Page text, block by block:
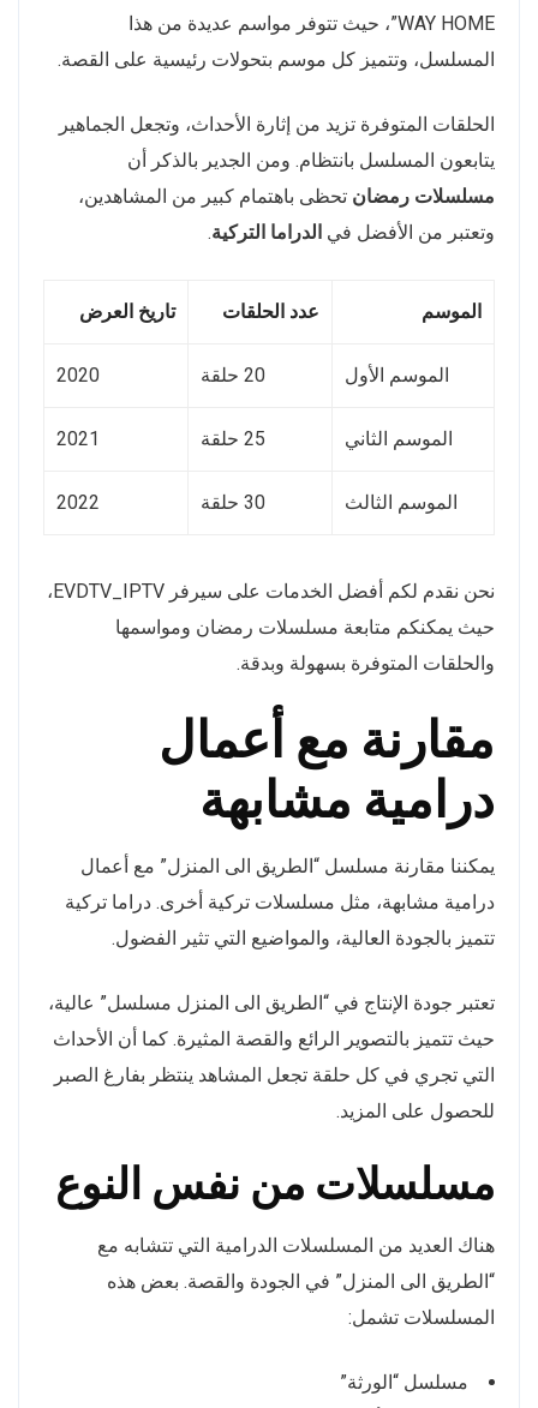
WAY HOME”، حيث تتوفر مواسم عديدة من هذا
المسلسل، وتتميز كل موسم بتحولات رئيسية على القصة.
الحلقات المتوفرة تزيد من إثارة الأحداث، وتجعل الجماهير
يتابعون المسلسل بانتظام. ومن الجدير بالذكر أن
مسلسلات رمضان تحظى باهتمام كبير من المشاهدين،
وتعتبر من الأفضل في الدراما التركية.
الموسم عدد الحلقات تاريخ العرض
الموسم الأول 20 حلقة 2020
الموسم الثاني 25 حلقة 2021
الموسم الثالث 30 حلقة 2022
نحن نقدم لكم أفضل الخدمات على سيرفر EVDTV_IPTV،
حيث يمكنكم متابعة مسلسلات رمضان ومواسمها
والحلقات المتوفرة بسهولة وبدقة.
مقارنة مع أعمال
درامية مشابهة
يمكننا مقارنة مسلسل “الطريق الى المنزل” مع أعمال
درامية مشابهة، مثل مسلسلات تركية أخرى. دراما تركية
تتميز بالجودة العالية، والمواضيع التي تثير الفضول.
تعتبر جودة الإنتاج في “الطريق الى المنزل مسلسل” عالية،
حيث تتميز بالتصوير الرائع والقصة المثيرة. كما أن الأحداث
التي تجري في كل حلقة تجعل المشاهد ينتظر بفارغ الصبر
للحصول على المزيد.
مسلسلات من نفس النوع
هناك العديد من المسلسلات الدرامية التي تتشابه مع
“الطريق الى المنزل” في الجودة والقصة. بعض هذه
المسلسلات تشمل:
مسلسل “الورثة”